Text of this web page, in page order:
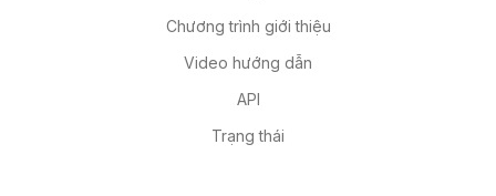
Chương trình giới thiệu
Video hướng dẫn
API
Trạng thái